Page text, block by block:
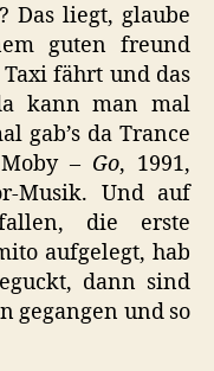
Das liegt, glaube
guten freund
fährt und das
kann man mal
gab’s da Trance
– Go, 1991,
Musik. Und auf
die erste
aufgelegt, hab
dann sind
gegangen und so